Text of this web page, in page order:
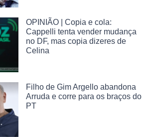
OPINIÃO | Copia e cola:
Cappelli tenta vender mudança
no DF, mas copia dizeres de
Celina
Filho de Gim Argello abandona
Arruda e corre para os braços do
PT